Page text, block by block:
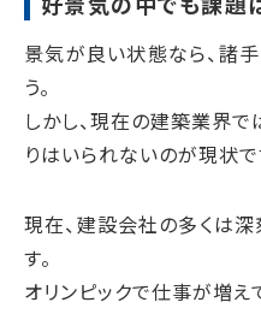
景気が良い状態なら、諸
う。
しかし、現在の建築業界
りはいられないのが現状で
現在、建設会社の多くは
す。
オリンピックで仕事が増え